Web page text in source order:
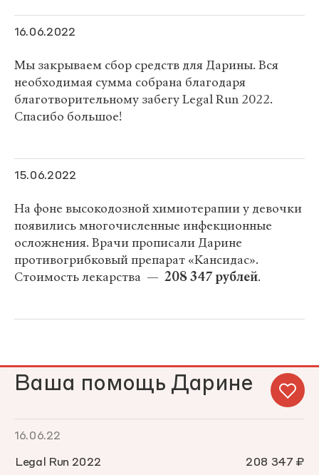
16.06.2022
Мы закрываем сбор средств для Дарины. Вся
необходимая сумма собрана благодаря
благотворительному забегу Legal Run 2022.
Спасибо большое!
15.06.2022
На фоне высокодозной химиотерапии у девочки
появились многочисленные инфекционные
осложнения. Врачи прописали Дарине
противогрибковый препарат «Кансидас».
Стоимость лекарства — 208 347 рублей.
Ваша помощь Дарине
16.06.22
Legal Run 2022 208 347 ₽